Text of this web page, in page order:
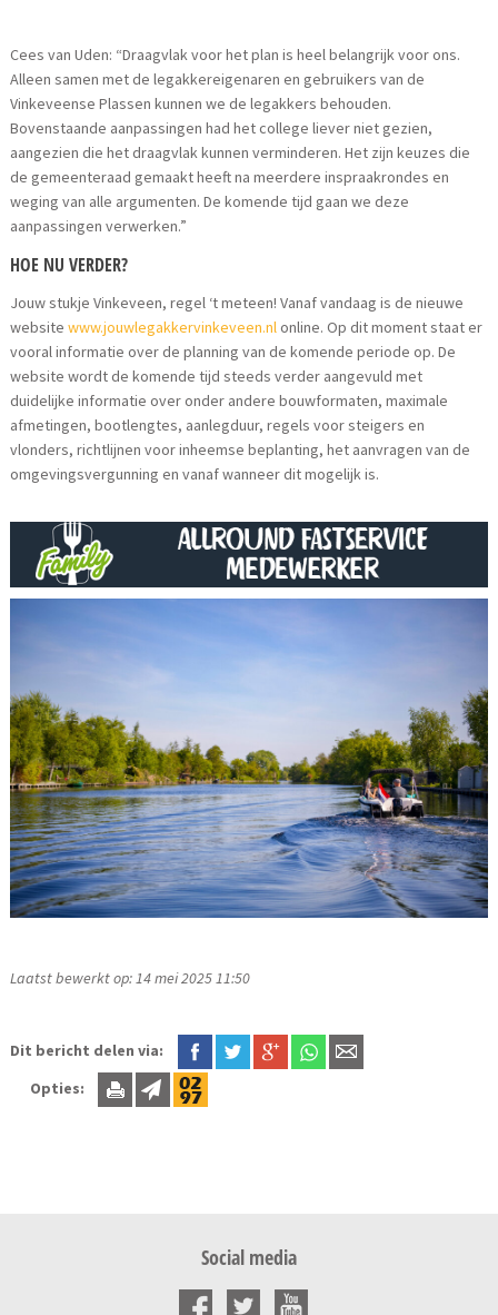
Cees van Uden: “Draagvlak voor het plan is heel belangrijk voor ons.
Alleen samen met de legakkereigenaren en gebruikers van de
Vinkeveense Plassen kunnen we de legakkers behouden.
Bovenstaande aanpassingen had het college liever niet gezien,
aangezien die het draagvlak kunnen verminderen. Het zijn keuzes die
de gemeenteraad gemaakt heeft na meerdere inspraakrondes en
weging van alle argumenten. De komende tijd gaan we deze
aanpassingen verwerken.”
HOE NU VERDER?
Jouw stukje Vinkeveen, regel ‘t meteen! Vanaf vandaag is de nieuwe
websitewww.jouwlegakkervinkeveen.nlonline. Op dit moment staat er
vooral informatie over de planning van de komende periode op. De
website wordt de komende tijd steeds verder aangevuld met
duidelijke informatie over onder andere bouwformaten, maximale
afmetingen, bootlengtes, aanlegduur, regels voor steigers en
vlonders, richtlijnen voor inheemse beplanting, het aanvragen van de
omgevingsvergunning en vanaf wanneer dit mogelijk is.
Laatst bewerkt op: 14 mei 2025 11:50
Dit bericht delen via:
Opties:
Social media